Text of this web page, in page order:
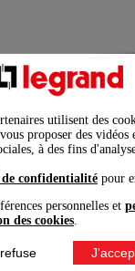
utilisent des
proposer des vidéos
à des fins
confidentialité pour
personnelles et
des cookies.